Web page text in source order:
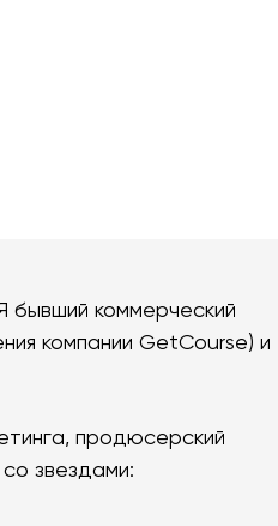
бывший коммерческий
компании GetCourse) и
продюсерский
звездами: